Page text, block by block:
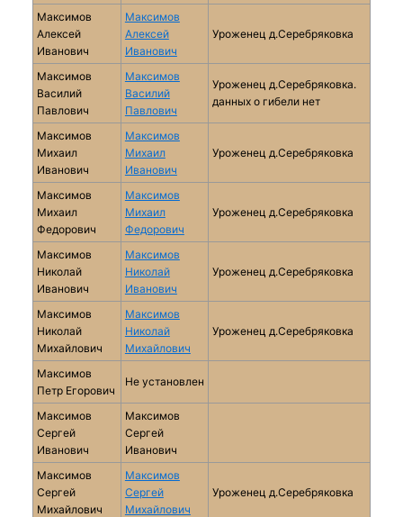
Максимов
Алексей
Иванович
Максимов
Алексей
Иванович
Уроженец д.Серебряковка
Максимов
Василий
Павлович
Максимов
Василий
Павлович
Уроженец д.Серебряковка.
данных о гибели нет
Максимов
Михаил
Иванович
Максимов
Михаил
Иванович
Уроженец д.Серебряковка
Максимов
Михаил
Федорович
Максимов
Михаил
Федорович
Уроженец д.Серебряковка
Максимов
Николай
Иванович
Максимов
Николай
Иванович
Уроженец д.Серебряковка
Максимов
Николай
Михайлович
Максимов
Николай
Михайлович
Уроженец д.Серебряковка
Максимов
Петр Егорович
Не установлен
Максимов
Сергей
Иванович
Максимов
Сергей
Иванович
Максимов
Сергей
Михайлович
Максимов
Сергей
Михайлович
Уроженец д.Серебряковка